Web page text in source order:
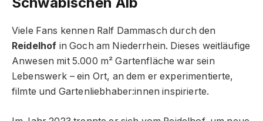
Viele Fans kennen Ralf Dammasch durch den
Reidelhof in Goch am Niederrhein. Dieses weitläufige
Anwesen mit 5.000 m² Gartenfläche war sein
Lebenswerk – ein Ort, an dem er experimentierte,
filmte und Gartenliebhaber:innen inspirierte.